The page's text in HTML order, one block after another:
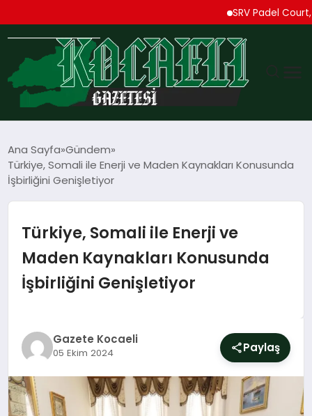
SRV Padel Court,
TEKNOLOJI
MAGAZIN
YAŞAM
DÜNYA
Ana Sayfa Gündem
Türkiye, Somali ile Enerji ve Maden Kaynakları Konusunda
İşbirliğini Genişletiyor
Türkiye, Somali ile Enerji ve
Maden Kaynakları Konusunda
İşbirliğini Genişletiyor
Gazete Kocaeli
05 Ekim 2024 Paylaş